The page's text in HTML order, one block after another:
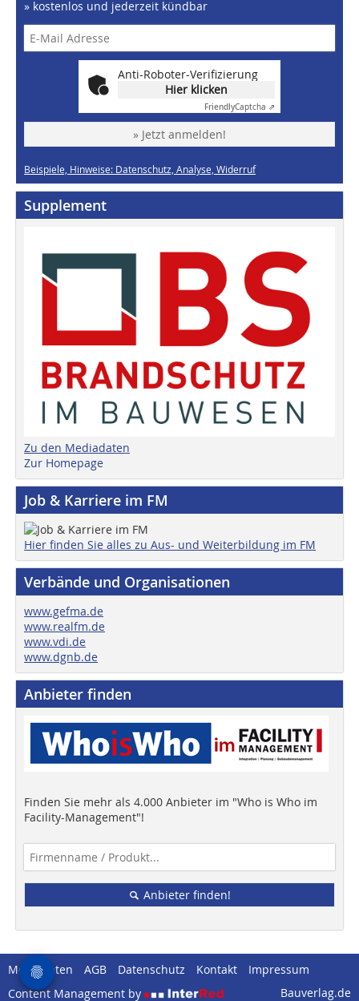
» kostenlos und jederzeit kündbar
Anti-Roboter-Verifizierung
Hier klicken
FriendlyCaptcha ⇗
» Jetzt anmelden!
Beispiele, Hinweise: Datenschutz, Analyse, Widerruf
Supplement
Zu den Mediadaten
Zur Homepage
Job & Karriere im FM
Hier finden Sie alles zu Aus- und Weiterbildung im FM
Verbände und Organisationen
www.gefma.de
www.realfm.de
www.vdi.de
www.dgnb.de
Anbieter finden
Finden Sie mehr als 4.000 Anbieter im "Who is Who im
Facility-Management"!
Anbieter finden!
Mediadaten AGB Datenschutz Kontakt
Impressum
Content Management by
Bauverlag.de